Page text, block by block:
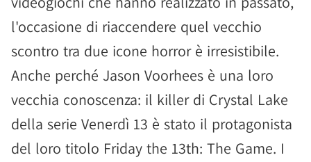
l'occasione di riaccendere quel vecchio
scontro tra due icone horror è irresistibile.
Anche perché Jason Voorhees è una loro
vecchia conoscenza: il killer di Crystal Lake
della serie Venerdì 13 è stato il protagonista
del loro titolo Friday the 13th: The Game. I